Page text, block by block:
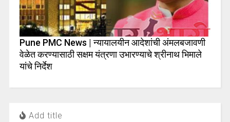
Pune PMC News | न्यायालयीन आदेशांची अंमलबजावणी
वेळेत करण्यासाठी सक्षम यंत्रणा उभारण्याचे श्रीनाथ भिमाले
यांचे निर्देश
Add title